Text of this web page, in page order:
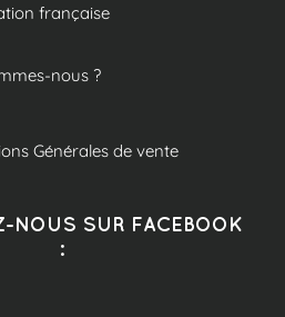
française
nous ?
Générales de vente
NOUS SUR FACEBOOK
: